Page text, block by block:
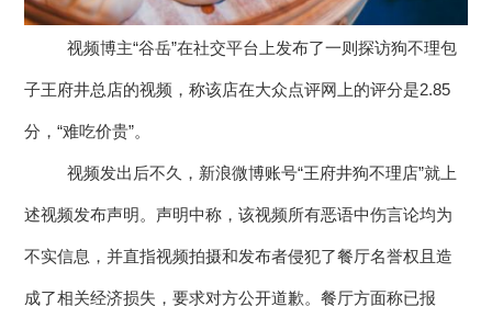
AI识别检测
开店流程
电子名片
电子合同
连锁药店
家居行业
汽车服务
美容养生
生鲜行业
服务支持 New
企业文档 New
联系方式
服务政策
岗位招聘
申请使用
视频博主“谷岳”在社交平台上发布了一则探访狗不理包
子王府井总店的视频，称该店在大众点评网上的评分是2.85
分，“难吃价贵”。
视频发出后不久，新浪微博账号“王府井狗不理店”就上
述视频发布声明。声明中称，该视频所有恶语中伤言论均为
不实信息，并直指视频拍摄和发布者侵犯了餐厅名誉权且造
成了相关经济损失，要求对方公开道歉。餐厅方面称已报